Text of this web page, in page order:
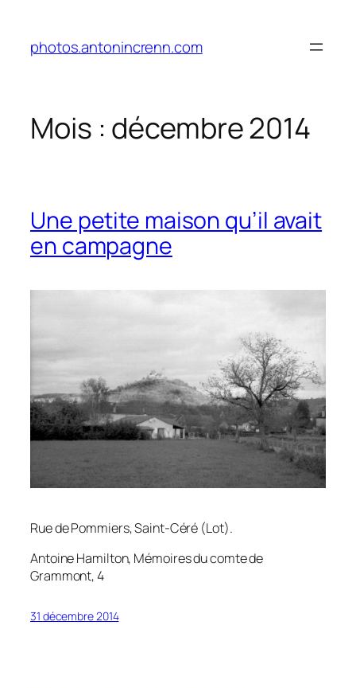
contenu
photos.antonincrenn.com
Mois : décembre 2014
Une petite maison qu’il avait
en campagne
Rue de Pommiers, Saint-Céré (Lot).
Antoine Hamilton, Mémoires du comte de
Grammont, 4
31 décembre 2014